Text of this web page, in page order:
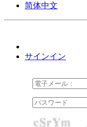
简体中文
サインイン